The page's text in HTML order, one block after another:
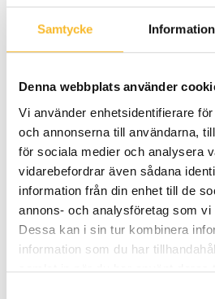
Samtycke Information
Denna webbplats använder
Vi använder enhetsidentifierare
och annonserna till användarna,
för sociala medier och analysera
vidarebefordrar även sådana
information från din enhet till de
annons- och analysföretag som vi
Dessa kan i sin tur kombinera
information som du har
samlat in när du har använt deras
Denna artikel ingår i
#JobbapåHoltab –
artiklar här
Läs mer
Hållbarhet